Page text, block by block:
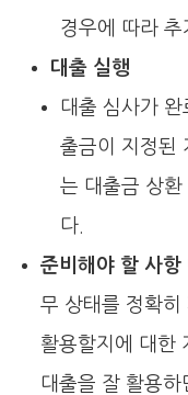
경우에 따라 추
대출 실행
대출 심사가
출금이 지정된
는 대출금 상환
다.
준비해야 할 사항
무 상태를 정확히
활용할지에 대한
대출을 잘 활용하